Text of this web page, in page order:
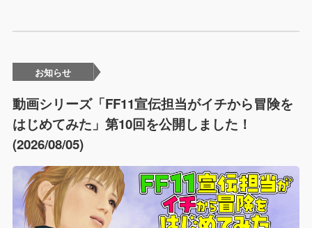
お知らせ
動画シリーズ「FF11宣伝担当がイチから冒険を
はじめてみた」第10回を公開しました！
(2026/08/05)